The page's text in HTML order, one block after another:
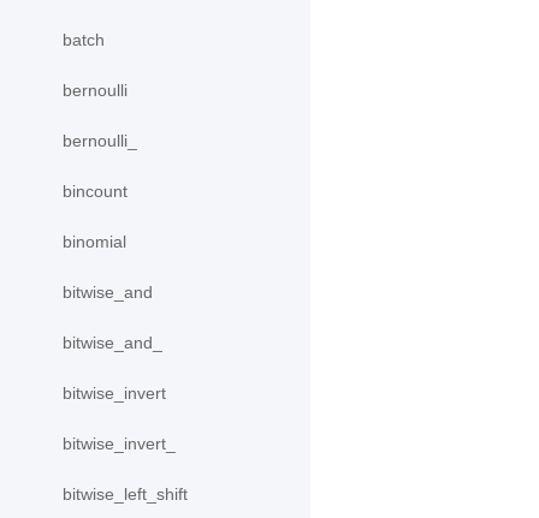
batch
bernoulli
bernoulli_
bincount
binomial
bitwise_and
bitwise_and_
bitwise_invert
bitwise_invert_
bitwise_left_shift